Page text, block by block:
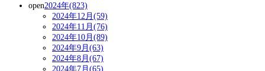
open2024年(823)
2024年12月(59)
2024年11月(76)
2024年10月(89)
2024年9月(63)
2024年8月(67)
2024年7月(65)